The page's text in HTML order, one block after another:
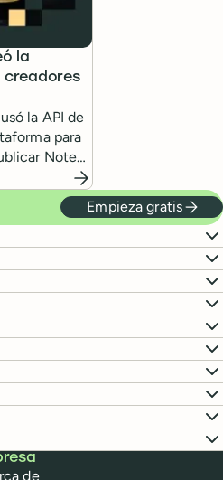
la
la API de
para
Notes
un mismo
Empieza gratis
de